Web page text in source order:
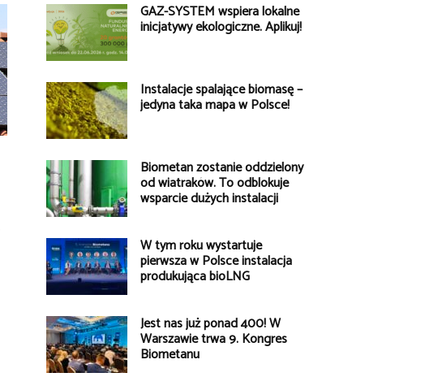
GAZ-SYSTEM wspiera lokalne
inicjatywy ekologiczne. Aplikuj!
Instalacje spalające biomasę –
jedyna taka mapa w Polsce!
Biometan zostanie oddzielony
od wiatraków. To odblokuje
wsparcie dużych instalacji
W tym roku wystartuje
pierwsza w Polsce instalacja
produkująca bioLNG
Jest nas już ponad 400! W
Warszawie trwa 9. Kongres
Biometanu